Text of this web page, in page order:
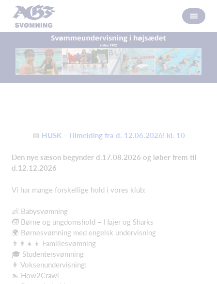
📅 HUSK - Tilmelding fra d. 12.06.2026! kl. 10
Den nye sæson begynder d.17.08.2026 og løber frem til
d.12.12.2026
Vi har mange forskellige hold i vores klub:
👶 Babysvømning
🧒 Børne og ungdomshold – Hajer og Sharks
🌍 Børnesvømning med engelsk undervisning
👨‍👩‍👧‍👦 Familiesvømning
🎓 Studentersvømning
👩 Voksenundervisning:
🏊 How2Crawl